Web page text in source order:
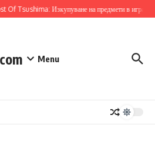
Tsushima: Изкупуване на предмети в играта,
Menu